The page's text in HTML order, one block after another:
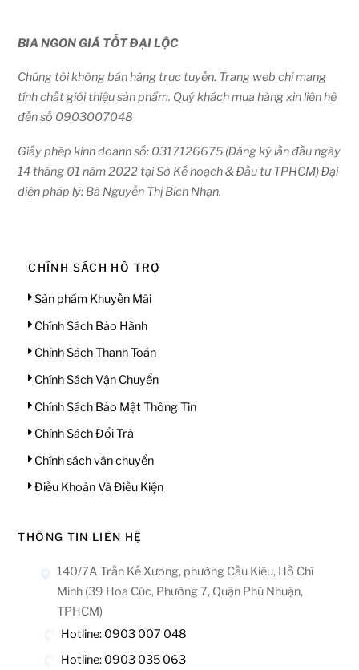
BIA NGON GIÁ TỐT ĐẠI LỘC
Chúng tôi không bán hàng trực tuyến. Trang web chỉ mang
tính chất giới thiệu sản phẩm. Quý khách mua hàng xin liên hệ
đến số 0903007048
Giấy phép kinh doanh số: 0317126675 (Đăng ký lần đầu ngày
14 tháng 01 năm 2022 tại Sở Kế hoạch & Đầu tư TPHCM) Đại
diện pháp lý: Bà Nguyễn Thị Bích Nhạn.
CHÍNH SÁCH HỖ TRỢ
Sản phẩm Khuyến Mãi
Chính Sách Bảo Hành
Chính Sách Thanh Toán
Chính Sách Vận Chuyển
Chính Sách Bảo Mật Thông Tin
Chính Sách Đổi Trả
Chính sách vận chuyển
Điều Khoản Và Điều Kiện
THÔNG TIN LIÊN HỆ
140/7A Trần Kế Xương, phường Cầu Kiệu, Hồ Chí
Minh (39 Hoa Cúc, Phường 7, Quận Phú Nhuận,
TPHCM)
Hotline: 0903 007 048
Hotline: 0903 035 063